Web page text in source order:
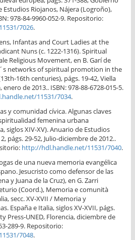
Riojanos, Nájera (Logroño),
978-84-9960-052-9. Repositorio:
7026.
Infantas and Court Ladies at the
Nuns (c. 1222-1316). Spiritual
Religious Movement, en B. Garí de
networks of spiritual promotion in the
16th centuries), págs. 19-42, Viella
de 2013.. ISBN: 978-88-6728-015-5.
11531/7034.
y comunidad cívica. Algunas claves
femenina urbana
siglos XIV-XV). Anuario de Estudios
págs. 29-52, Julio-diciembre de 2012..
http://hdl.handle.net/11531/7040.
de una nueva memoria evangélica
Jesucristo como defensor de las
y Juana de la Cruz), en G. Zarri
(Coord.), Memoria e comunità
secc. XV-XVII / Memoria y
España e Italia, siglos XV-XVII, págs.
Press-UNED, Florencia, diciembre de
289-9. Repositorio:
7048.